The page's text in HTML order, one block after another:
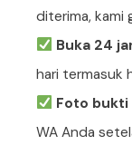
diterima, kami
Buka 24
hari termasuk
Foto bukti
WA Anda